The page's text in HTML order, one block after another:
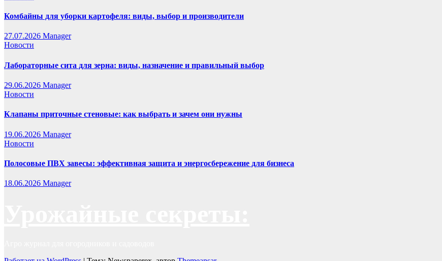
Комбайны для уборки картофеля: виды, выбор и производители
27.07.2026 Manager
Новости
Лабораторные сита для зерна: виды, назначение и правильный выбор
29.06.2026 Manager
Новости
Клапаны приточные стеновые: как выбрать и зачем они нужны
19.06.2026 Manager
Новости
Полосовые ПВХ завесы: эффективная защита и энергосбережение для бизнеса
18.06.2026 Manager